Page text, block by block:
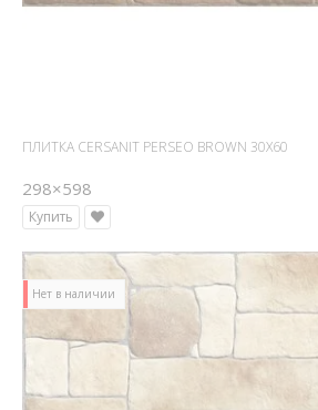
ПЛИТКА CERSANIT PERSEO BROWN 30X60
298×598
Купить
Нет в наличии